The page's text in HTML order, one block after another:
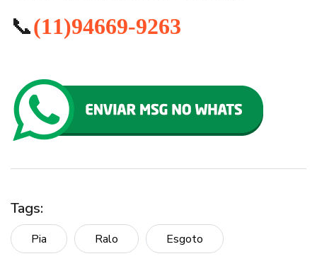
📞(11)94669-9263
Tags:
Pia Ralo Esgoto